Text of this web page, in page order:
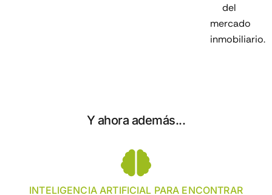
del
mercado
inmobiliario.
Y ahora además...
INTELIGENCIA ARTIFICIAL PARA ENCONTRAR